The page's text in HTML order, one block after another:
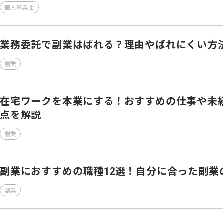
個人事業主
業務委託で副業はばれる？理由やばれにくい方
副業
在宅ワークを本業にする！おすすめの仕事や未
点を解説
副業
副業におすすめの職種12選！自分に合った副業
副業